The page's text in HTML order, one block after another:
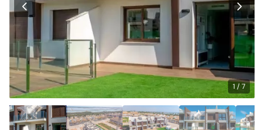
1 / 7